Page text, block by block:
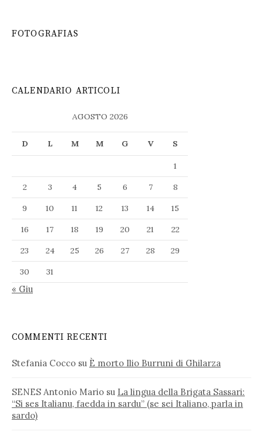
FOTOGRAFIAS
CALENDARIO ARTICOLI
AGOSTO 2026
D L M M G V S
1
2
3 4 5 6 7
8
9
10 11 12 13 14
15
16
17 18 19 20 21
22
23
24 25 26 27 28
29
30
31
« Giu
COMMENTI RECENTI
Stefania Cocco su È morto Ilio Burruni di Ghilarza
SENES Antonio Mario su La lingua della Brigata Sassari:
“Si ses Italianu, faedda in sardu” (se sei Italiano, parla in
sardo)